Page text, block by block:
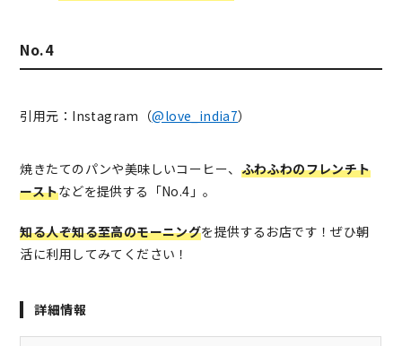
No.4
引用元：Instagram（@love_india7）
焼きたてのパンや美味しいコーヒー、 ふわふわのフレンチト
ーストなどを提供する「No.4」。
知る人ぞ知る至高のモーニングを提供するお店です！ぜひ朝
活に利用してみてください！
詳細情報